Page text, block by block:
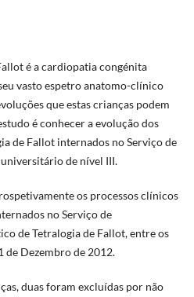
é a cardiopatia congénita
vasto espetro anatomo-clínico
que estas crianças podem
é conhecer a evolução dos
de Fallot internados no Serviço de
de nível III.
os processos clínicos
no Serviço de
de Tetralogia de Fallot, entre os
de Dezembro de 2012.
duas foram excluídas por não